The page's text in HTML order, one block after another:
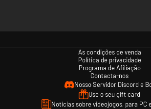
As condições de venda
Política de privacidade
Programa de Afiliação
Contacta-nos
Nosso Servidor Discord e
Use o seu gift card
Notícias sobre videojogos, para PC